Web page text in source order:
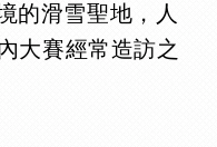
的滑雪聖地，人
大賽經常造訪之